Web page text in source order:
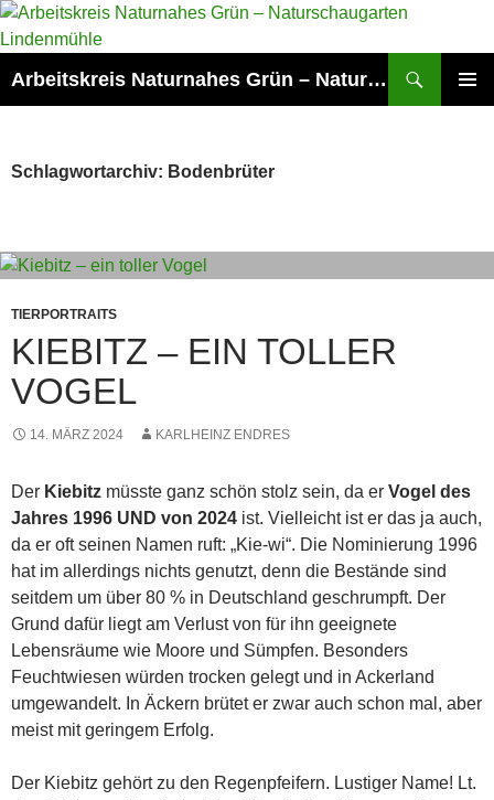
Zum
Inhalt
Arbeitskreis Naturnahes Grün – Naturschaugarten Lindenmühle
Schlagwortarchiv: Bodenbrüter
TIERPORTRAITS
KIEBITZ – EIN TOLLER
VOGEL
14. MÄRZ 2024 KARLHEINZ ENDRES
Der Kiebitz müsste ganz schön stolz sein, da er Vogel des
Jahres 1996 UND von 2024 ist. Vielleicht ist er das ja auch,
da er oft seinen Namen ruft: „Kie-wi“. Die Nominierung 1996
hat im allerdings nichts genutzt, denn die Bestände sind
seitdem um über 80 % in Deutschland geschrumpft. Der
Grund dafür liegt am Verlust von für ihn geeignete
Lebensräume wie Moore und Sümpfen. Besonders
Feuchtwiesen würden trocken gelegt und in Ackerland
umgewandelt. In Äckern brütet er zwar auch schon mal, aber
meist mit geringem Erfolg.
Der Kiebitz gehört zu den Regenpfeifern. Lustiger Name! Lt.